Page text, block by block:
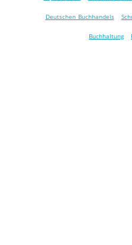
Deutschen Buchhandels
Buchhaltung